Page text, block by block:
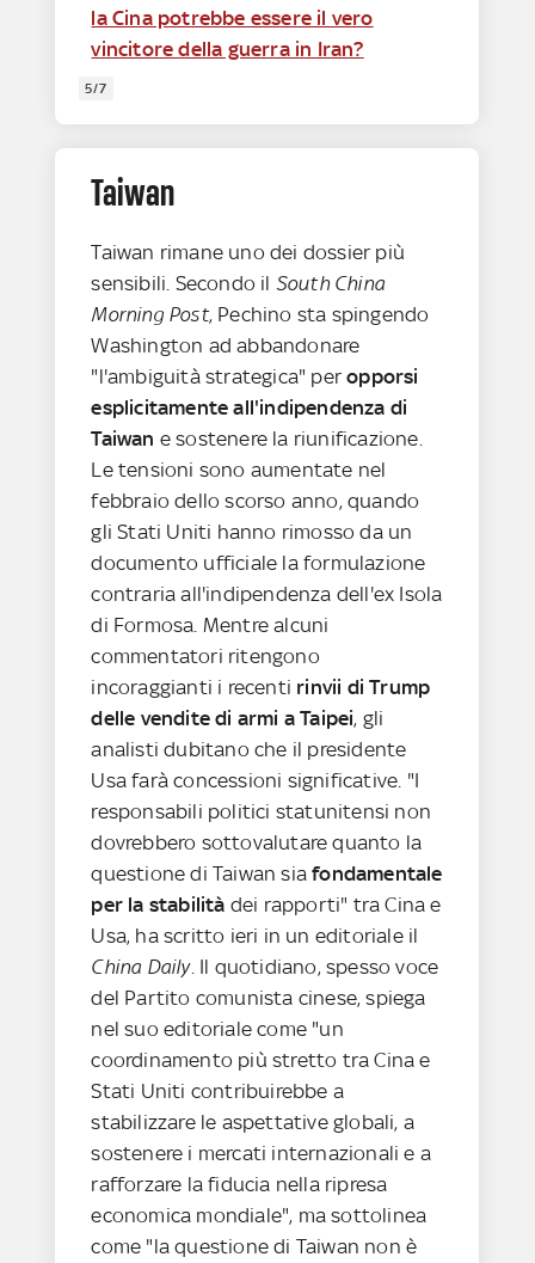
la Cina potrebbe essere il vero
vincitore della guerra in Iran?
5/7
Taiwan
Taiwan rimane uno dei dossier più
sensibili. Secondo il South China
Morning Post, Pechino sta spingendo
Washington ad abbandonare
"l'ambiguità strategica" peropporsi
esplicitamente all'indipendenza di
Taiwan e sostenere la riunificazione.
Le tensioni sono aumentate nel
febbraio dello scorso anno, quando
gli Stati Uniti hanno rimosso da un
documento ufficiale la formulazione
contraria all'indipendenza dell'ex Isola
di Formosa. Mentre alcuni
commentatori ritengono
incoraggianti i recenti rinvii di Trump
delle vendite di armi a Taipei, gli
analisti dubitano che il presidente
Usa farà concessioni significative. "I
responsabili politici statunitensi non
dovrebbero sottovalutare quanto la
questione di Taiwan siafondamentale
per la stabilità dei rapporti" tra Cina e
Usa, ha scritto ieri in un editoriale il
China Daily. Il quotidiano, spesso voce
del Partito comunista cinese, spiega
nel suo editoriale come "un
coordinamento più stretto tra Cina e
Stati Uniti contribuirebbe a
stabilizzare le aspettative globali, a
sostenere i mercati internazionali e a
rafforzare la fiducia nella ripresa
economica mondiale", ma sottolinea
come "la questione di Taiwan non è